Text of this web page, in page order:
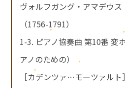
ヴォルフガング・アマデウス
（1756-1791）
1-3. ピアノ協奏曲 第10番 変
アノのための）
［カデンツァ…モーツァルト